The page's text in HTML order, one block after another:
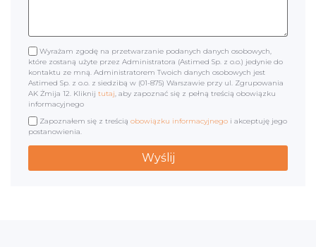
Wyrażam zgodę na przetwarzanie podanych danych osobowych,
które zostaną użyte przez Administratora (Astimed Sp. z o.o.) jedynie do
kontaktu ze mną. Administratorem Twoich danych osobowych jest
Astimed Sp. z o.o. z siedzibą w (01-875) Warszawie przy ul. Zgrupowania
AK Żmija 12. Kliknij tutaj, aby zapoznać się z pełną treścią obowiązku
informacyjnego
Zapoznałem się z treścią obowiązku informacyjnego i akceptuję jego
postanowienia.